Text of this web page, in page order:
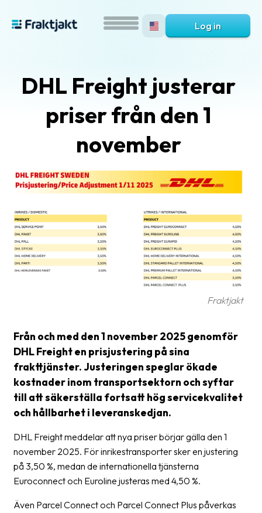
What
is
Help?
FAQ
documents
Printer
settings
Customs
declarations
Delivery
terms
Pickups
Manuals
Log in
DHL Freight justerar
priser från den 1
november
Fraktjakt
Från och med den 1 november 2025 genomför
DHL Freight en prisjustering på sina
frakttjänster. Justeringen speglar ökade
kostnader inom transportsektorn och syftar
till att säkerställa fortsatt hög servicekvalitet
och hållbarhet i leveranskedjan.
DHL Freight meddelar att nya priser börjar gälla den 1
november 2025. För inrikestransporter sker en justering
på 3,50 %, medan de internationella tjänsterna
Euroconnect och Euroline justeras med 4,50 %.
Även Parcel Connect och Parcel Connect Plus påverkas